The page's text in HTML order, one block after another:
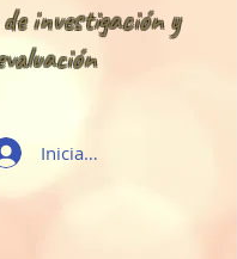
investigación y
Iniciar sesión